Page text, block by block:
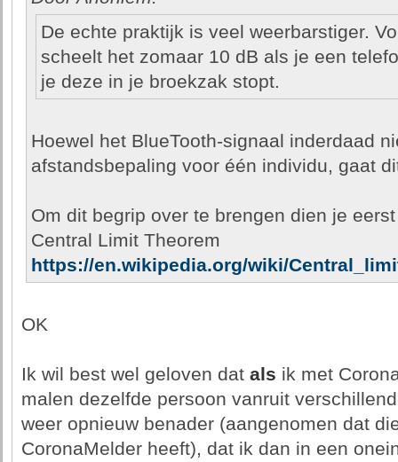
De echte praktijk is veel weerbarstiger.
scheelt het zomaar 10 dB als je een
je deze in je broekzak stopt.
Hoewel het BlueTooth-signaal inderdaad
afstandsbepaling voor één individu, gaat
Om dit begrip over te brengen dien je
Central Limit Theorem
https://en.wikipedia.org/wiki/
OK
Ik wil best wel geloven dat als ik met
malen dezelfde persoon vanruit
weer opnieuw benader (aangenomen dat
CoronaMelder heeft), dat ik dan in een